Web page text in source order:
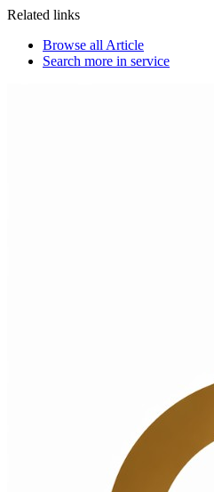
Related links
Browse all Article
Search more in service